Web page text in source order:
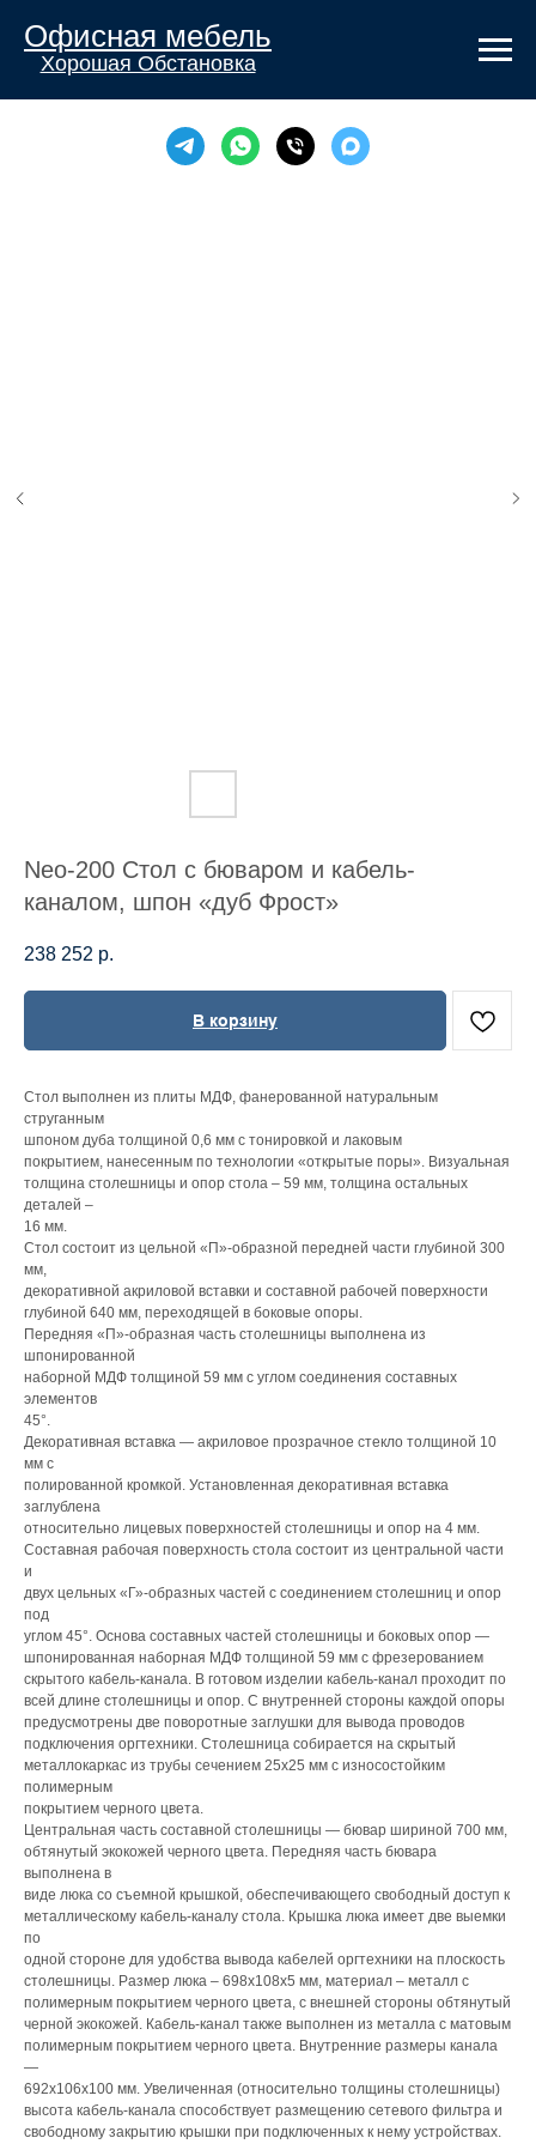
Офисная мебель
Хорошая Обстановка
Neo-200 Стол с бюваром и кабель-
каналом, шпон «дуб Фрост»
238 252 р.
В корзину
Стол выполнен из плиты МДФ, фанерованной натуральным
струганным
шпоном дуба толщиной 0,6 мм с тонировкой и лаковым
покрытием, нанесенным по технологии «открытые поры». Визуальная
толщина столешницы и опор стола – 59 мм, толщина остальных
деталей –
16 мм.
Стол состоит из цельной «П»-образной передней части глубиной 300
мм,
декоративной акриловой вставки и составной рабочей поверхности
глубиной 640 мм, переходящей в боковые опоры.
Передняя «П»-образная часть столешницы выполнена из
шпонированной
наборной МДФ толщиной 59 мм с углом соединения составных
элементов
45°.
Декоративная вставка — акриловое прозрачное стекло толщиной 10
мм с
полированной кромкой. Установленная декоративная вставка
заглублена
относительно лицевых поверхностей столешницы и опор на 4 мм.
Составная рабочая поверхность стола состоит из центральной части
и
двух цельных «Г»-образных частей с соединением столешниц и опор
под
углом 45°. Основа составных частей столешницы и боковых опор —
шпонированная наборная МДФ толщиной 59 мм с фрезерованием
скрытого кабель-канала. В готовом изделии кабель-канал проходит по
всей длине столешницы и опор. С внутренней стороны каждой опоры
предусмотрены две поворотные заглушки для вывода проводов
подключения оргтехники. Столешница собирается на скрытый
металлокаркас из трубы сечением 25х25 мм с износостойким
полимерным
покрытием черного цвета.
Центральная часть составной столешницы — бювар шириной 700 мм,
обтянутый экокожей черного цвета. Передняя часть бювара
выполнена в
виде люка со съемной крышкой, обеспечивающего свободный доступ к
металлическому кабель-каналу стола. Крышка люка имеет две выемки
по
одной стороне для удобства вывода кабелей оргтехники на плоскость
столешницы. Размер люка – 698х108х5 мм, материал – металл с
полимерным покрытием черного цвета, с внешней стороны обтянутый
черной экокожей. Кабель-канал также выполнен из металла с матовым
полимерным покрытием черного цвета. Внутренние размеры канала
—
692х106х100 мм. Увеличенная (относительно толщины столешницы)
высота кабель-канала способствует размещению сетевого фильтра и
свободному закрытию крышки при подключенных к нему устройствах.